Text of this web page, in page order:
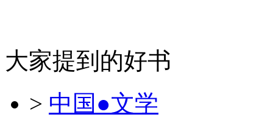
大家提到的好书
> 中国●文学